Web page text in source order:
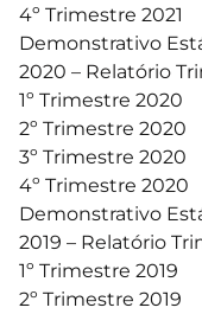
4º Trimestre 2021
Demonstrativo
2020 – Relatório
1º Trimestre 2020
2º Trimestre 2020
3º Trimestre 2020
4º Trimestre 2020
Demonstrativo
2019 – Relatório
1º Trimestre 2019
2º Trimestre 2019